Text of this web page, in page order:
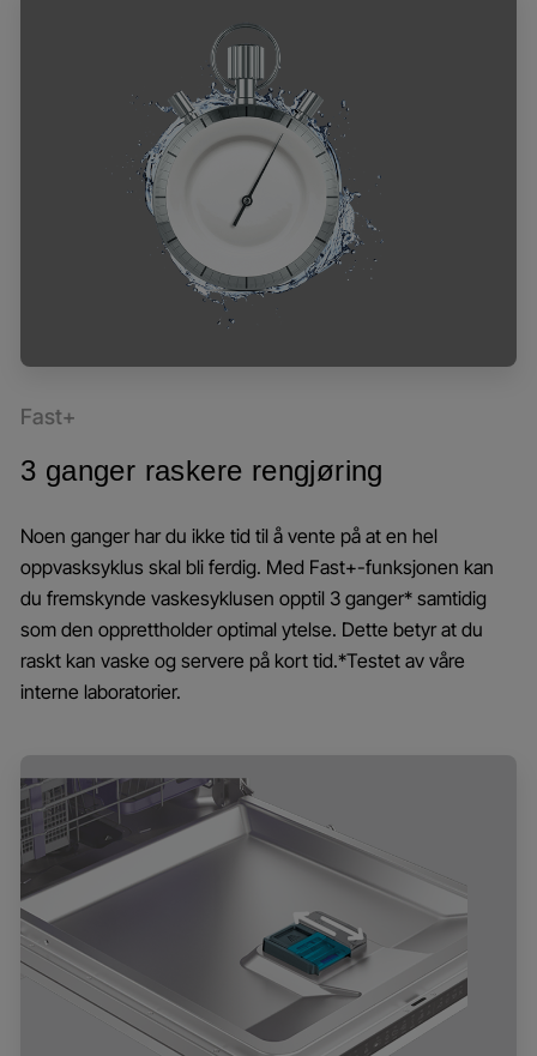
Fast+
3 ganger raskere rengjøring
Noen ganger har du ikke tid til å vente på at en hel
oppvasksyklus skal bli ferdig. Med Fast+-funksjonen kan
du fremskynde vaskesyklusen opptil 3 ganger* samtidig
som den opprettholder optimal ytelse. Dette betyr at du
raskt kan vaske og servere på kort tid.*Testet av våre
interne laboratorier.